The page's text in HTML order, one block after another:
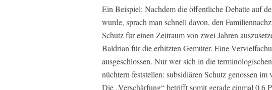
Ein Beispiel: Nachdem die öffentliche Debatte auf
wurde, sprach man schnell davon, den
Schutz für einen Zeitraum von zwei Jahren
Baldrian für die erhitzten Gemüter. Eine
ausgeschlossen. Nur wer sich in die
nüchtern feststellen: subsidiären Schutz genossen
Die „Verschärfung“ betrifft somit gerade einmal 0,6